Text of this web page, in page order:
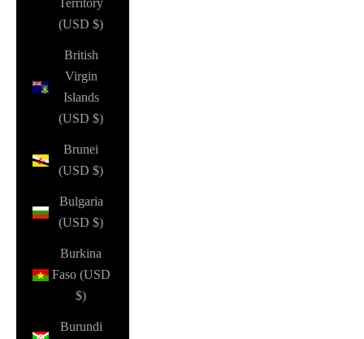
Territory
(USD $)
British
Virgin
Islands
(USD $)
Brunei
(USD $)
Bulgaria
(USD $)
Burkina
Faso (USD
$)
Burundi